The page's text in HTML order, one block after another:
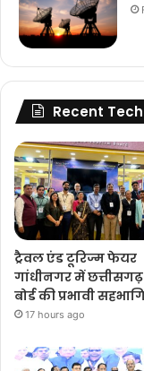
Recent
ट्रैवल एंड टूरिज्म फेयर
गांधीनगर में
बोर्ड की प्रभावी
17 hours ago